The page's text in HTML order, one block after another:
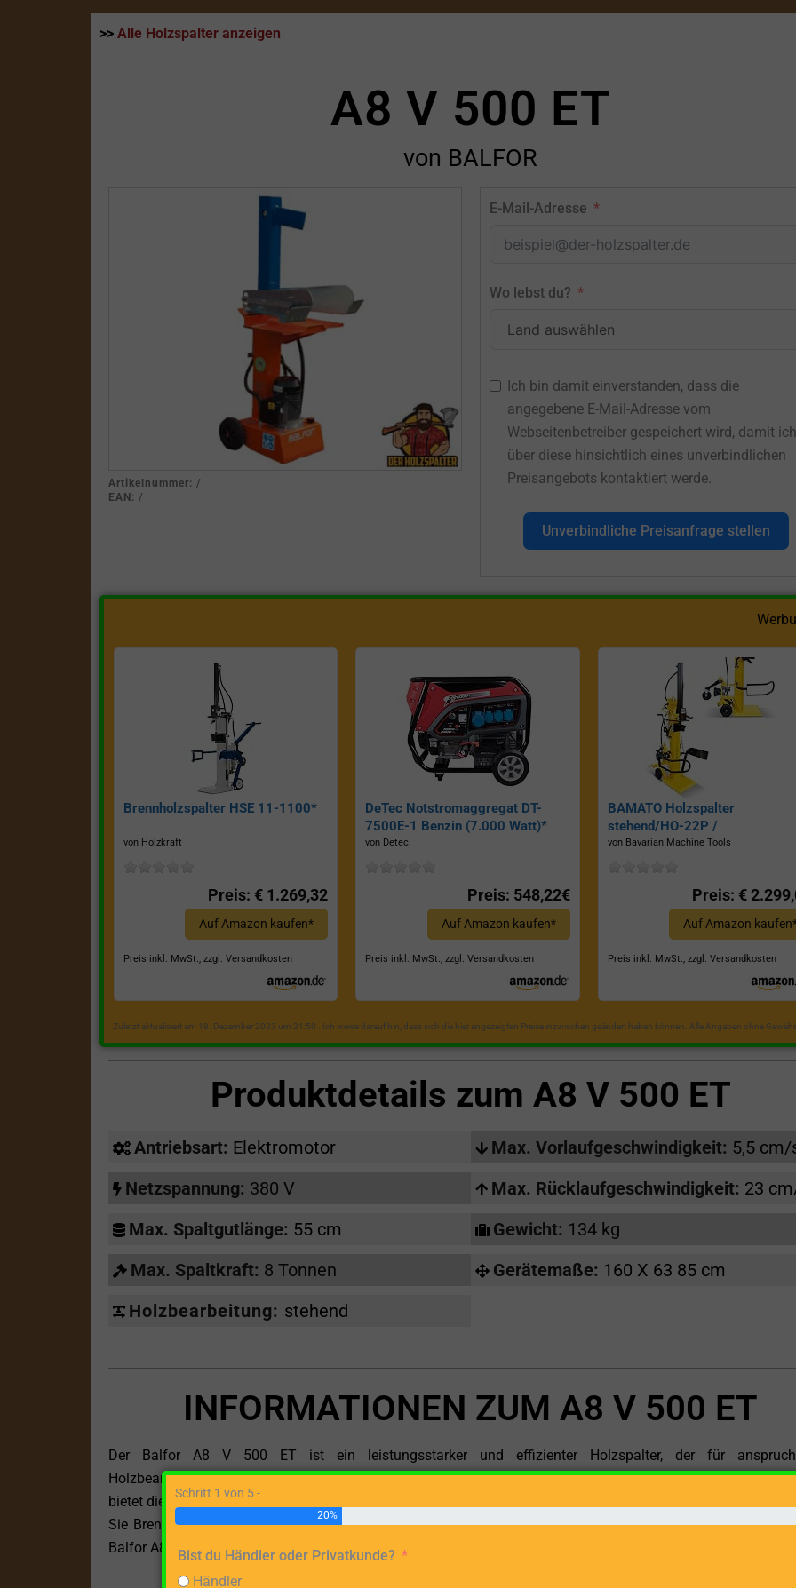
>> Alle Holzspalter anzeigen
A8 V 500 ET
von BALFOR
Artikelnummer: /
EAN: /
E-Mail-Adresse
Wo lebst du?
Ich bin damit einverstanden, dass die
angegebene E-Mail-Adresse vom
Webseitenbetreiber gespeichert wird, damit ich
über diese hinsichtlich eines unverbindlichen
Preisangebots kontaktiert werde.
Unverbindliche Preisanfrage stellen
Brennholzspalter HSE 11-1100*
von Holzkraft
Preis: € 1.269,32
Auf Amazon kaufen*
Preis inkl. MwSt., zzgl. Versandkosten
DeTec Notstromaggregat DT-
7500E-1 Benzin (7.000 Watt)*
von Detec.
Preis: 548,22€
Auf Amazon kaufen*
Preis inkl. MwSt., zzgl. Versandkosten
BAMATO Holzspalter
stehend/HO-22P /
Zapfwellenantrieb, Inkl.
von Bavarian Machine Tools
Preis: €
Auf Amazon
Preis inkl. MwSt., zzgl. Versandkosten
Zuletzt aktualisiert am 18. Dezember 2023 um 21:50 . Ich weise darauf hin, dass sich die hier angezeigten Preise inzwischen geändert haben können. Alle Angaben ohne Gewähr.
Produktdetails zum A8 V 500 ET
Antriebsart: Elektromotor
Netzspannung: 380 V
Max. Spaltgutlänge: 55 cm
Max. Spaltkraft: 8 Tonnen
Holzbearbeitung: stehend
Max. Vorlaufgeschwindigkeit: 5,5 cm/
Max. Rücklaufgeschwindigkeit: 23
Gewicht: 134 kg
Gerätemaße: 160 X 63 85 cm
INFORMATIONEN ZUM A8 V 500 ET
Der Balfor A8 V 500 ET ist ein leistungsstarker und effizienter Holzspalter, der für
Holzbearbeitungsaufgaben entwickelt wurde. Mit seinem Elektromotor-Antrieb und einer Netzspannung von
bietet dieses Modell eine zuverlässige und kraftvolle Energiequelle für eine Vielzahl von Holzspaltaufgaben.
Sie Brennholz für den Kamin vorbereiten oder größere Holzstücke für Konstruktionsprojekte spalten
Balfor A8 V 500 ET überzeugt mit beeindruckender Leistung und Präzision.
Schritt 1 von 5 -
20%
Bist du Händler oder Privatkunde?
Händler